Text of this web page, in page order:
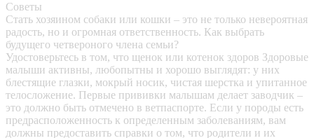
Советы
Стать хозяином собаки или кошки – это не только невероятная
радость, но и огромная ответственность. Как выбрать
будущего четвероного члена семьи?
Удостоверьтесь в том, что щенок или котенок здоров Здоровые
малыши активны, любопытны и хорошо выглядят: у них
блестящие глазки, мокрый носик, чистая шерстка и упитанное
телосложение. Первые прививки малышам делает заводчик –
это должно быть отмечено в ветпаспорте. Если у породы есть
предрасположенность к определенным заболеваниям, вам
должны предоставить справки о том, что родители и их